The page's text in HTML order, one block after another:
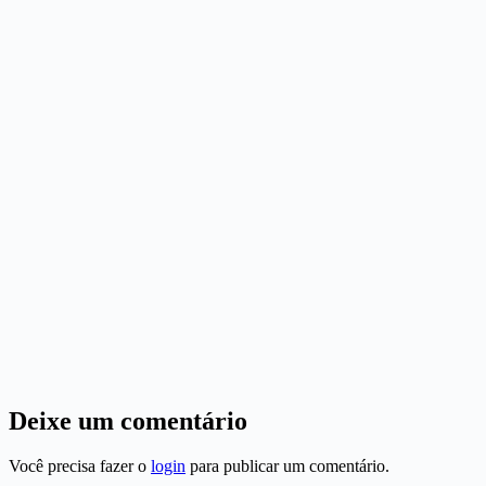
Deixe um comentário
Você precisa fazer o login para publicar um comentário.